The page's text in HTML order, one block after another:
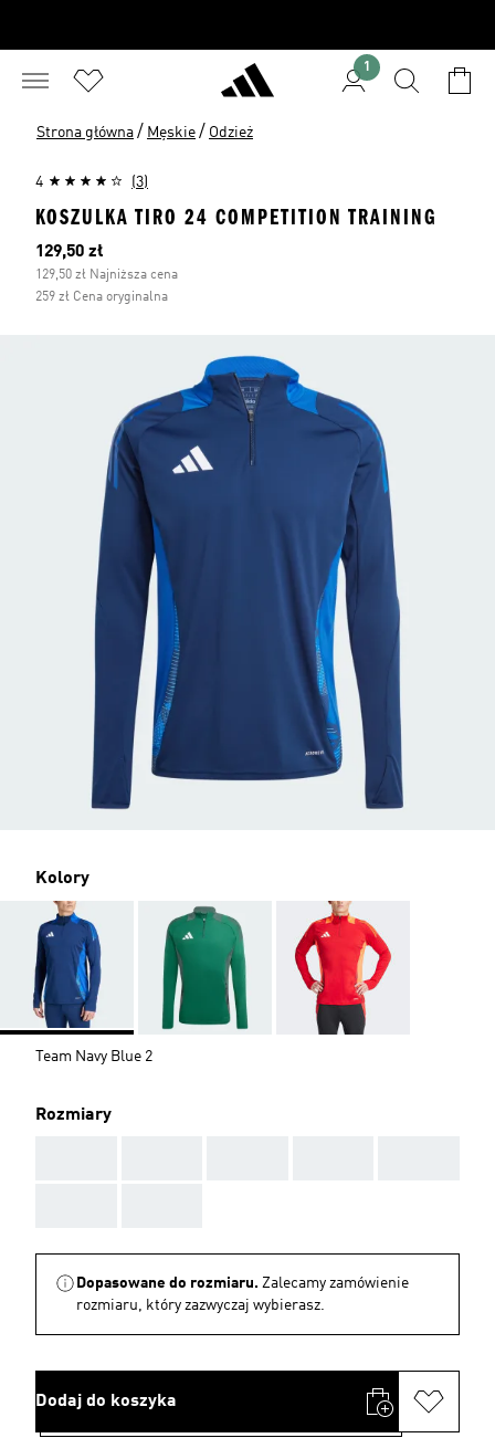
1
Strona główna / Męskie / Odzież
4 (3)
KOSZULKA TIRO 24 COMPETITION TRAINING
Bieżąca cena
129,50 zł
129,50 zł Najniższa cena
259 zł Cena oryginalna
Kolory
Team Navy Blue 2
Rozmiary
Dopasowane do rozmiaru. Zalecamy zamówienie
rozmiaru, który zazwyczaj wybierasz.
Dodaj do koszyka